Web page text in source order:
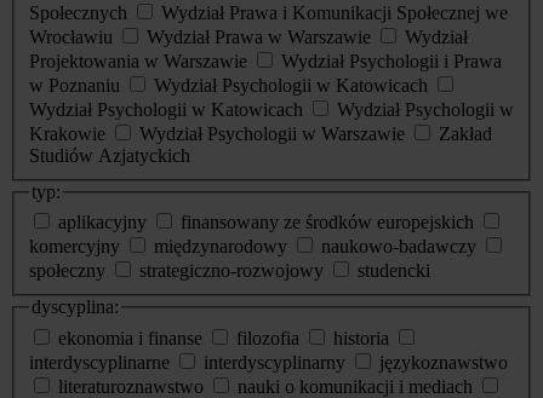
Społecznych
Wydział Prawa i Komunikacji Społecznej we
Wrocławiu
Wydział Prawa w Warszawie
Wydział
Projektowania w Warszawie
Wydział Psychologii i Prawa
w Poznaniu
Wydział Psychologii w Katowicach
Wydział Psychologii w Katowicach
Wydział Psychologii w
Krakowie
Wydział Psychologii w Warszawie
Zakład
Studiów Azjatyckich
typ:
aplikacyjny
finansowany ze środków europejskich
komercyjny
międzynarodowy
naukowo-badawczy
społeczny
strategiczno-rozwojowy
studencki
dyscyplina:
ekonomia i finanse
filozofia
historia
interdyscyplinarne
interdyscyplinarny
językoznawstwo
literaturoznawstwo
nauki o komunikacji i mediach